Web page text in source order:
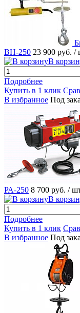
BH-250 23 900 руб. /
В
Подробнее
Купить в 1 клик
В избранное Под
РА-250 8 700 руб. /
В
Подробнее
Купить в 1 клик
В избранное Под